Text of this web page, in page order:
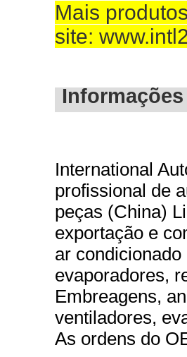
Mais
site:
International
profissional de
peças (China)
exportação e
ar
evaporadores,
Embreagens,
ventiladores,
As ordens do